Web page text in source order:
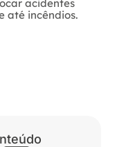
acidentes
até incêndios.